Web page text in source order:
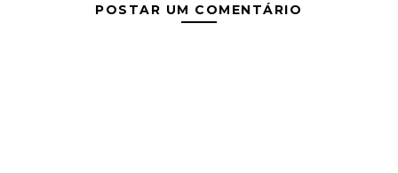
POSTAR UM COMENTÁRIO